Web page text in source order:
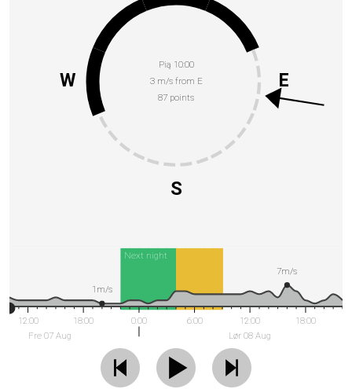
Pią 10:00
3 m/s from E
87 points
E
S
W
Next night
12:00
Fre 07 Aug
18:00 0:00 6:00
12:00
Lør 08 Aug
18:00
7m/s
1m/s